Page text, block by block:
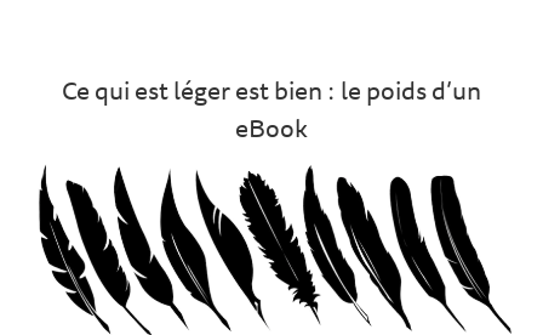
Ce qui est léger est bien : le poids d’un
eBook